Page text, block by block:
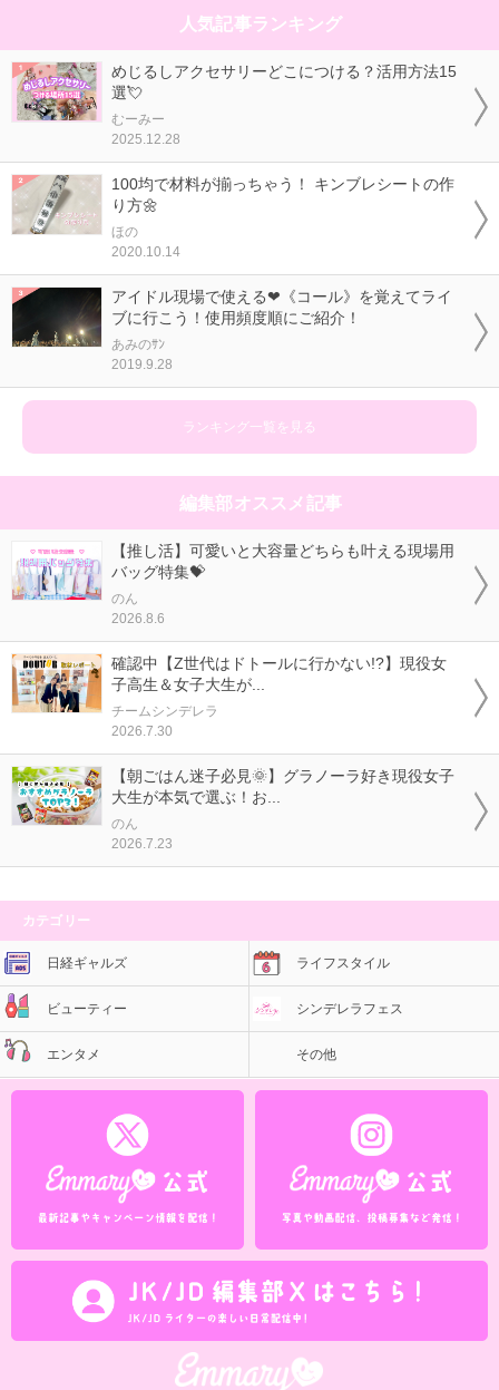
人気記事ランキング
めじるしアクセサリーどこにつける？活用方法15
選💘
むーみー
2025.12.28
100均で材料が揃っちゃう！ キンブレシートの作
り方🌼
ほの
2020.10.14
アイドル現場で使える❤《コール》を覚えてライ
ブに行こう！使用頻度順にご紹介！
あみのｻﾝ
2019.9.28
ランキング一覧を見る
編集部オススメ記事
【推し活】可愛いと大容量どちらも叶える現場用
バッグ特集💝
のん
2026.8.6
確認中【Z世代はドトールに行かない!?】現役女
子高生＆女子大生が...
チームシンデレラ
2026.7.30
【朝ごはん迷子必見🌞】グラノーラ好き現役女子
大生が本気で選ぶ！お...
のん
2026.7.23
カテゴリー
日経ギャルズ ライフスタイル
ビューティー シンデレラフェス
エンタメ その他